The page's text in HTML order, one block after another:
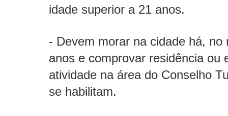
idade superior a 21 anos.
- Devem morar na cidade há, no
anos e comprovar residência ou
atividade na área do Conselho
se habilitam.